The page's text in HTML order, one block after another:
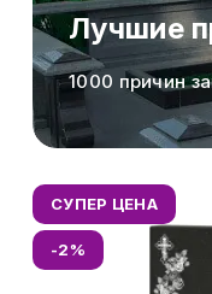
Лучшие
1000 причин
СУПЕР ЦЕНА
-2%